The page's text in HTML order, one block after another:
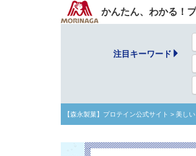
かんたん、わかる！
注目キーワード
【森永製菓】プロテイン公式サイト > 美し